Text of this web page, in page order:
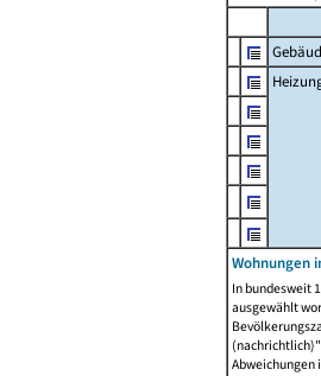
Wohnungen
In bundesweit
ausgewählt
Abweichungen